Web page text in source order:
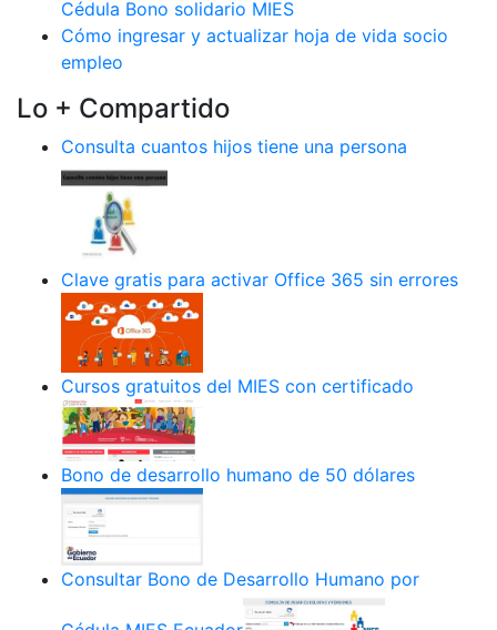
Cédula Bono solidario MIES
Cómo ingresar y actualizar hoja de vida socio
empleo
Lo + Compartido
Consulta cuantos hijos tiene una persona
Clave gratis para activar Office 365 sin errores
Cursos gratuitos del MIES con certificado
Bono de desarrollo humano de 50 dólares
Consultar Bono de Desarrollo Humano por